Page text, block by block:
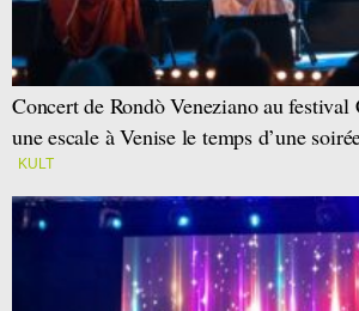
Concert de Rondò Veneziano au festival
une escale à Venise le temps d’une
KULT